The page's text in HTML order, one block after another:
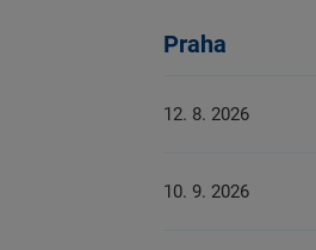
Praha
12. 8. 2026
10. 9. 2026